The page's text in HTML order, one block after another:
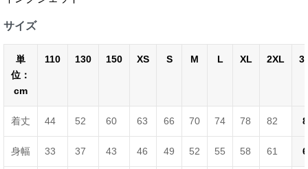
サイズ
単
位：
cm
110 130 150 XS S M L XL 2XL
着丈 44 52 60 63 66 70 74 78 82
身幅 33 37 43 46 49 52 55 58 61